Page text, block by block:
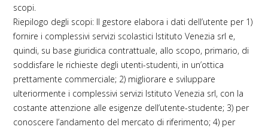
scopi.
Riepilogo degli scopi: Il gestore elabora i dati dell’utente per 1)
fornire i complessivi servizi scolastici Istituto Venezia srl e,
quindi, su base giuridica contrattuale, allo scopo, primario, di
soddisfare le richieste degli utenti-studenti, in un’ottica
prettamente commerciale; 2) migliorare e sviluppare
ulteriormente i complessivi servizi Istituto Venezia srl, con la
costante attenzione alle esigenze dell’utente-studente; 3) per
conoscere l’andamento del mercato di riferimento; 4) per